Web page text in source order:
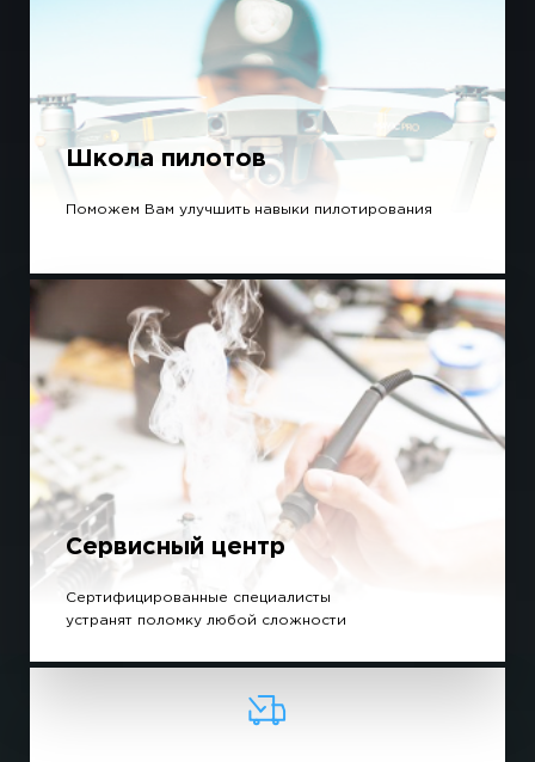
Школа пилотов
Поможем Вам улучшить навыки пилотирования
Сервисный центр
Сертифицированные специалисты
устранят поломку любой сложности